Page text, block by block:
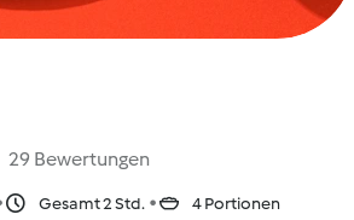
29 Bewertungen
Gesamt 2 Std. 4 Portionen